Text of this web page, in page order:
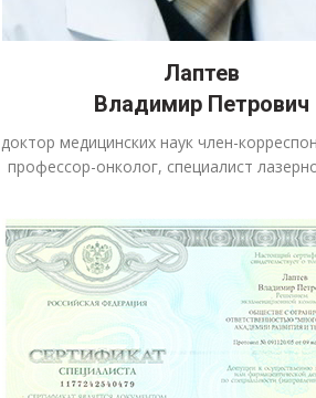
Лаптев
Владимир Петрович
доктор медицинских наук член-
профессор-онколог, специалист